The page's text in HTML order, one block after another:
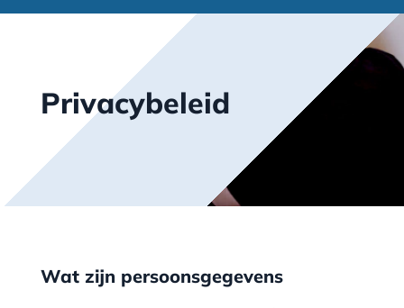
Privacybeleid